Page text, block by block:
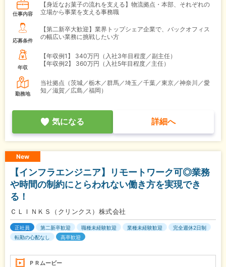
仕事内容
【身近なお菓子の流れを支える】物流拠点・本部、それぞれの
立場から事業を支える事務職
応募条件
【第二新卒大歓迎】業界トップシェア企業で、バックオフィス
の幅広い業務に挑戦したい方
年収
【年収例1】
340万円（入社3年目程度／副主任）
【年収例2】
360万円（入社5年目程度／主任）
勤務地
当社拠点（茨城／栃木／群馬／埼玉／千葉／東京／神奈川／愛
知／滋賀／広島／福岡）
気になる 詳細へ
New
【インフラエンジニア】リモートワーク可◎業務
や時間の制約にとらわれない働き方を実現でき
る！
ＣＬＩＮＫＳ（クリンクス）株式会社
正社員 第二新卒歓迎 職種未経験歓迎 業種未経験歓迎
完全週休2日制
転勤の心配なし
高卒歓迎
ＰＲムービー